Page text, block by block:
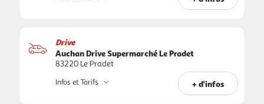
Drive
Auchan Drive Supermarché Le Pradet
83220 Le Pradet
+ d'infos
Infos et Tarifs